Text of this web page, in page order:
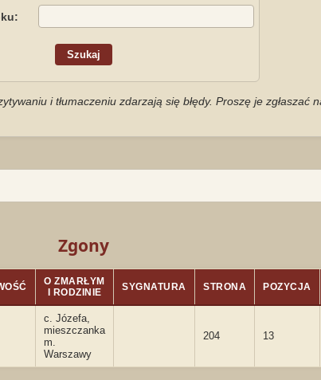
i tłumaczeniu zdarzają się błędy. Proszę je zgłaszać
Zgony
O ZMARŁYM
I RODZINIE
SYGNATURA STRONA POZYCJA
c. Józefa,
mieszczanka
m.
Warszawy
204 13